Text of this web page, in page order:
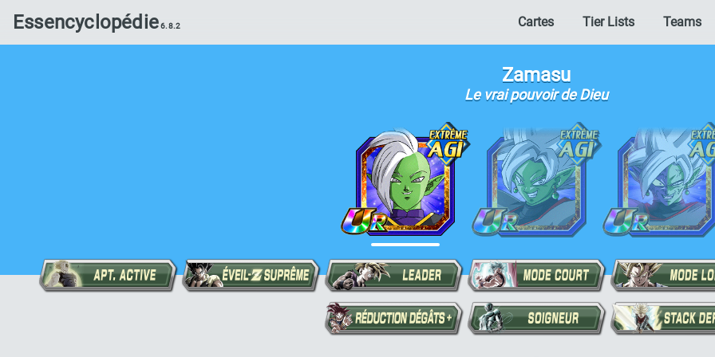
Essencyclopédie Cartes Tier Lists Teams
Zamasu
Le vrai pouvoir de Dieu